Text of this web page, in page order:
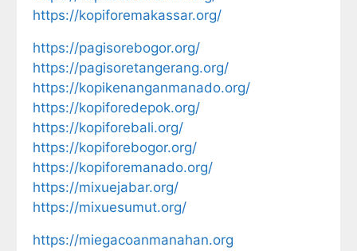
https://kopiforemakassar.org/
https://pagisorebogor.org/
https://pagisoretangerang.org/
https://kopikenanganmanado.org/
https://kopiforedepok.org/
https://kopiforebali.org/
https://kopiforebogor.org/
https://kopiforemanado.org/
https://mixuejabar.org/
https://mixuesumut.org/
https://miegacoanmanahan.org